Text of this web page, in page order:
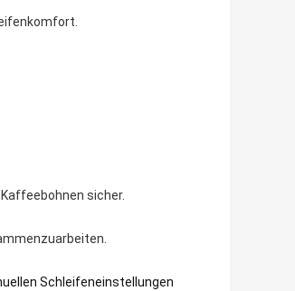
sicher.
Schleifeneinstellungen